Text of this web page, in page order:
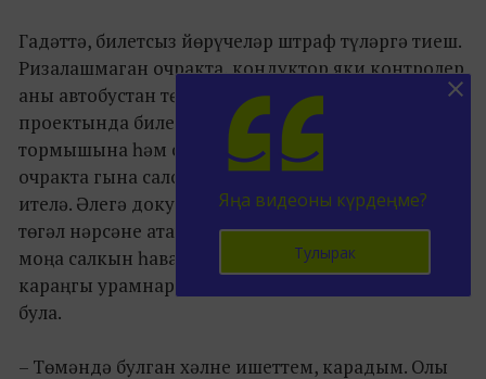
Гадәттә, билетсыз йөрүчеләр штраф түләргә тиеш.
Ризалашмаган очракта, кондуктор яки контролер
аны автобустан төшереп калдыра ала. Тик закон
проектында билетсыз йөрүчене бары тик
тормышына һәм сәламәтлегенә зыян килмәгән
очракта гына салоннан куып чыгарырга тәкъдим
ителә. Әлегә документта куркыныч ситуация дип
төгәл нәрсәне атаулары ачыкланмаган. Чөнки
моңа салкын һава торышын да, челләне дә,
караңгы урамнар һәм урман яннарын да санап
була.
– Төмәндә булган хәлне ишеттем, карадым. Олы
Яңа видеоны күрдеңме?
Тулырак